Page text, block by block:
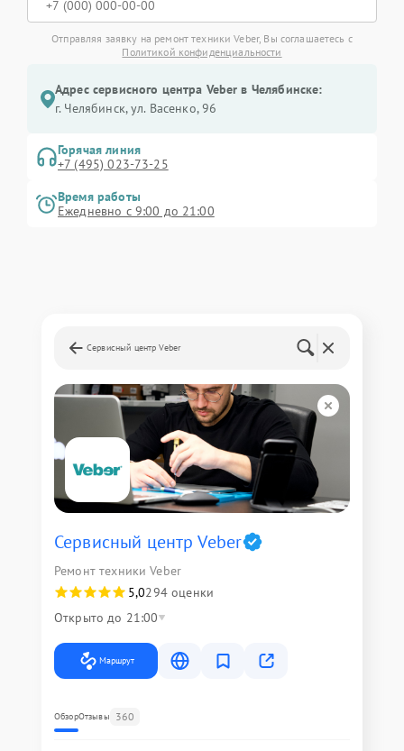
Отправляя заявку на ремонт техники Veber, Вы соглашаетесь с
Политикой конфиденциальности
Адрес сервисного центра Veber в Челябинске:
г. Челябинск, ул. Васенко, 96
Горячая линия
+7 (495) 023-73-25
Время работы
Ежедневно с 9:00 до 21:00
Сервисный центр Veber
Сервисный центр Veber
Ремонт техники Veber
5,0294 оценки
Открыто до 21:00
Маршрут
ОбзорОтзывы 360